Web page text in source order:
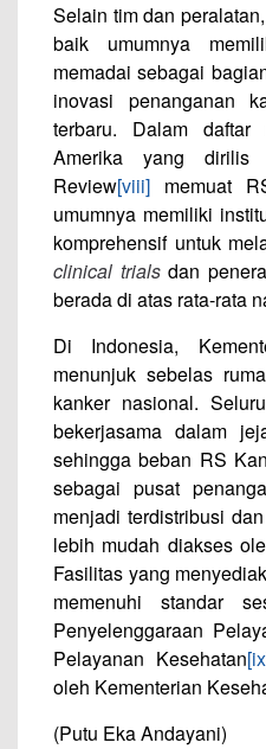
Selain tim dan
baik umumnya
memadai sebagai
inovasi penanganan
terbaru. Dalam
Amerika yang dirilis
Review[viii] memuat
umumnya memiliki
komprehensif untuk
clinical trialsdan
berada di atas rata-rata
Di Indonesia,
menunjuk sebelas
kanker nasional.
bekerjasama dalam
sehingga beban RS
sebagai pusat
menjadi terdistribusi
lebih mudah diakses
Fasilitas yang
memenuhi standar
Penyelenggaraan
Pelayanan Kesehatan
oleh Kementerian
(Putu Eka Andayani)